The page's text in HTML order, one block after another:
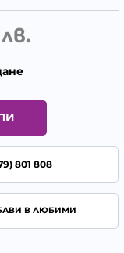
лв.
801 808
В ЛЮБИМИ